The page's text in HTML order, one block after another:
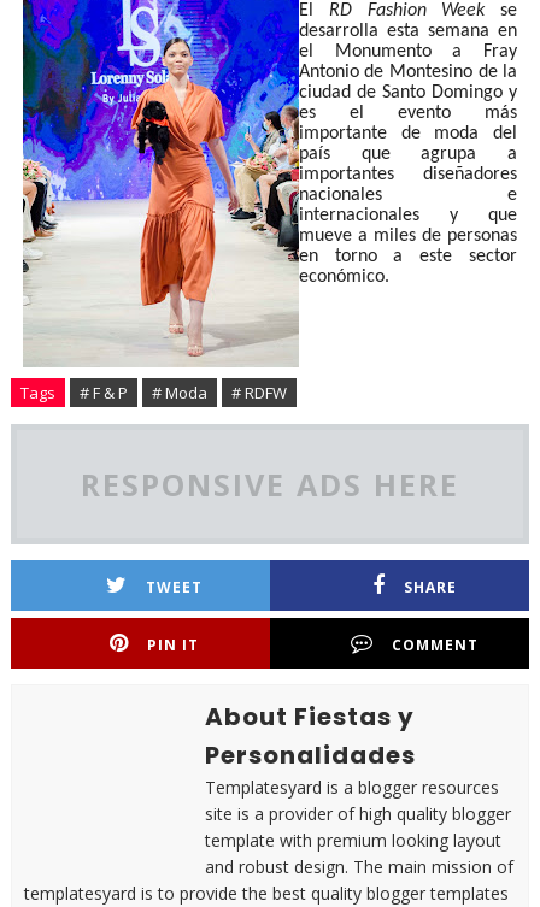
El RD Fashion Week se
desarrolla esta semana en
el Monumento a Fray
Antonio de Montesino de la
ciudad de Santo Domingo y
es el evento más
importante de moda del
país que agrupa a
importantes diseñadores
nacionales e
internacionales y que
mueve a miles de personas
en torno a este sector
económico.
Tags # F & P # Moda # RDFW
RESPONSIVE ADS HERE
TWEET SHARE
PIN IT COMMENT
About Fiestas y
Personalidades
Templatesyard is a blogger resources
site is a provider of high quality blogger
template with premium looking layout
and robust design. The main mission of
templatesyard is to provide the best quality blogger templates